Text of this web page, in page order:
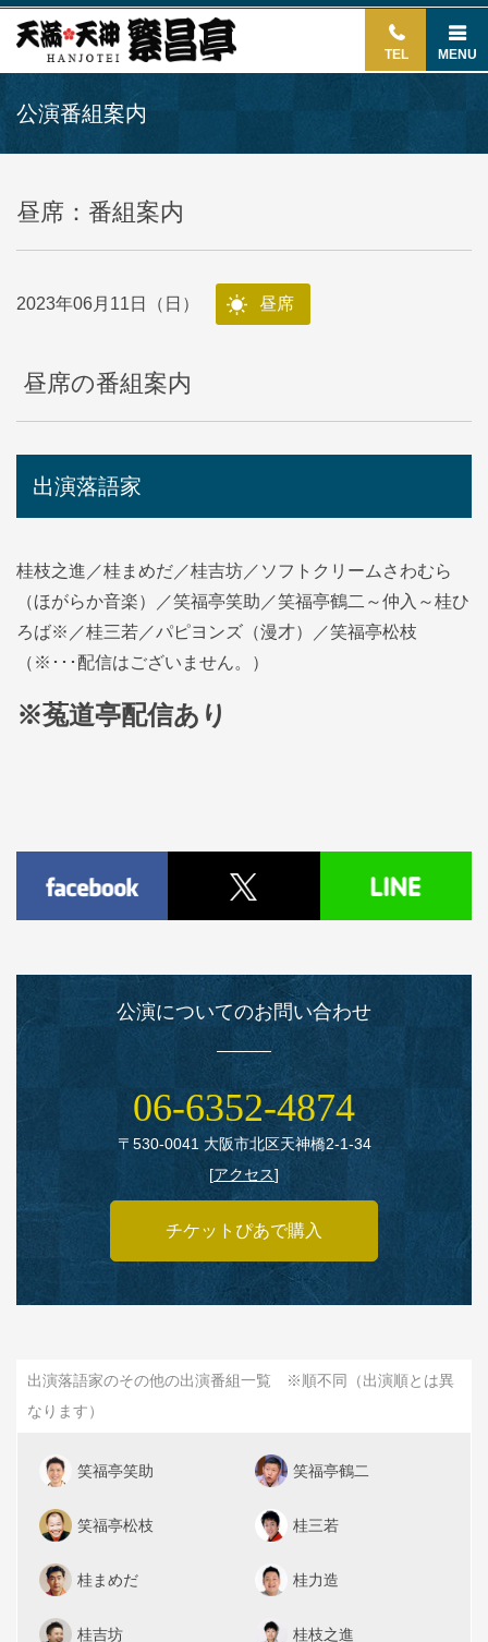
TEL MENU
公演番組案内
昼席：番組案内
2023年06月11日（日） 昼席
昼席の番組案内
出演落語家
桂枝之進／桂まめだ／桂吉坊／ソフトクリームさわむら
（ほがらか音楽）／笑福亭笑助／笑福亭鶴二～仲入～桂ひ
ろば※／桂三若／パピヨンズ（漫才）／笑福亭松枝
（※･･･配信はございません。）
※菟道亭配信あり
公演についてのお問い合わせ
06‑6352‑4874
〒530‑0041 大阪市北区天神橋2‑1‑34
[アクセス]
チケットぴあで購入
出演落語家のその他の出演番組一覧 ※順不同（出演順とは異
なります）
笑福亭笑助 笑福亭鶴二
笑福亭松枝 桂三若
桂まめだ 桂力造
桂吉坊 桂枝之進